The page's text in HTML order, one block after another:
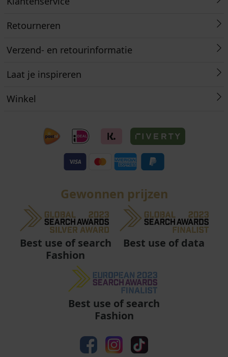
Retourneren
Verzend- en retourinformatie
Laat je inspireren
Winkel
Gewonnen prijzen
Best use of search
Fashion
Best use of data
Best use of search
Fashion